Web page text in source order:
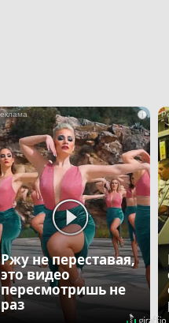
i
Ржу не переставая,
это видео
пересмотришь не
раз